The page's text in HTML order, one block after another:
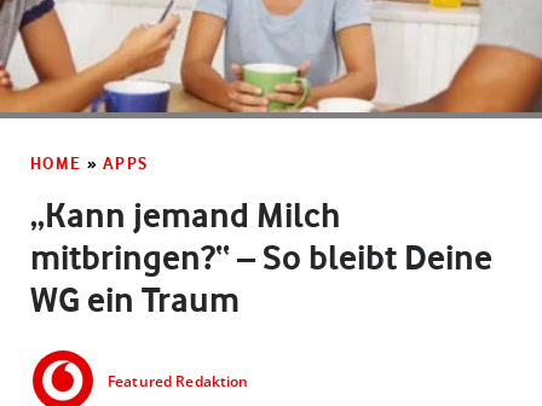
HOME » APPS
„Kann jemand Milch
mitbringen?“ – So bleibt Deine
WG ein Traum
Featured Redaktion